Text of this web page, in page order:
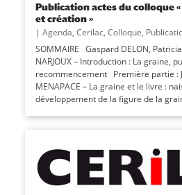
Publication actes du colloque
et création »
| Agenda, Cerilac, Colloque,
SOMMAIRE Gaspard DELON,
NARJOUX – Introduction : La graine,
recommencement Première partie :
MENAPACE – La graine et le livre :
développement de la figure de la